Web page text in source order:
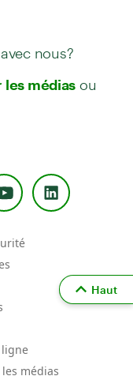
nous?
les médias ou
ligne
médias
Haut